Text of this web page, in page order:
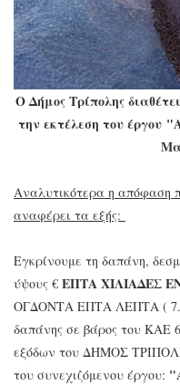
Ο Δήμος Τρίπολης
την εκτέλεση του έργου
Αναλυτικότερα η απόφαση
αναφέρει τα εξής:
Εγκρίνουμε τη δαπάνη,
ύψους € ΕΠΤΑ ΧΙΛΙΑΔΕΣ
ΟΓΔΟΝΤΑ ΕΠΤΑ ΛΕΠΤΑ (
δαπάνης σε βάρος του ΚΑΕ
εξόδων του ΔΗΜΟΣ
του συνεχιζόμενου έργου: